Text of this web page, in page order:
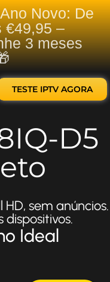
Novo: De
€49,95 –
3 meses
TESTE IPTV AGORA
D5
sem anúncios.
dispositivos.
Ideal